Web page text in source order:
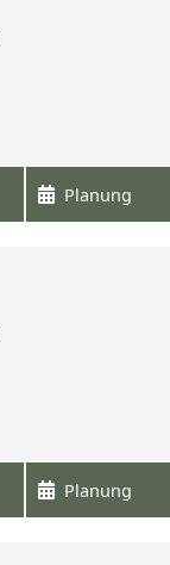
Planung
Planung